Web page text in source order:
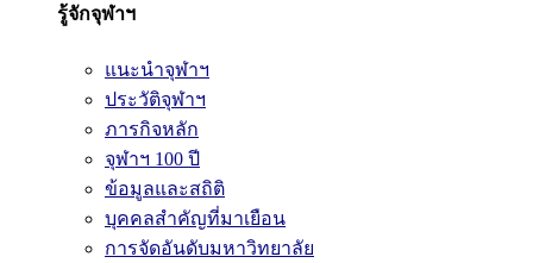
รู้จักจุฬาฯ
แนะนำจุฬาฯ
ประวัติจุฬาฯ
ภารกิจหลัก
จุฬาฯ 100 ปี
ข้อมูลและสถิติ
บุคคลสำคัญที่มาเยือน
การจัดอันดับมหาวิทยาลัย